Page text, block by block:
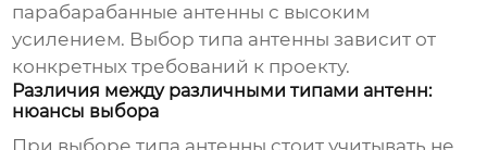
парабарабанные антенны с высоким
усилением. Выбор типа антенны зависит от
конкретных требований к проекту.
Различия между различными типами антенн:
нюансы выбора